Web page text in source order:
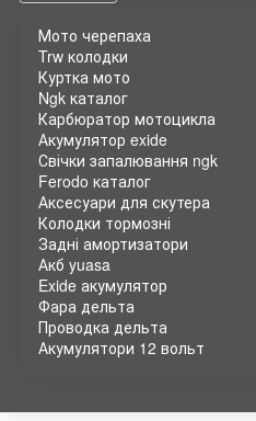
Мото черепаха
Trw колодки
Куртка мото
Ngk каталог
Карбюратор мотоцикла
Акумулятор exide
Свічки запалювання ngk
Ferodo каталог
Аксесуари для скутера
Колодки тормозні
Задні амортизатори
Акб yuasa
Exide акумулятор
Фара дельта
Проводка дельта
Акумулятори 12 вольт